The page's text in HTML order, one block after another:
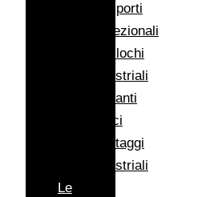
Trasporti
Eccezionali
Traslochi
Industriali
Impianti
Eolici
Montaggi
Industriali
Le